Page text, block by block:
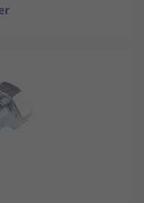
denen ein